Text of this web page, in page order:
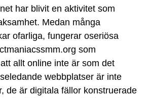
har blivit en aktivitet som
Medan många
ofarliga, fungerar oseriösa
som
allt online inte är som det
webbplatser är inte
de är digitala fällor konstruerade